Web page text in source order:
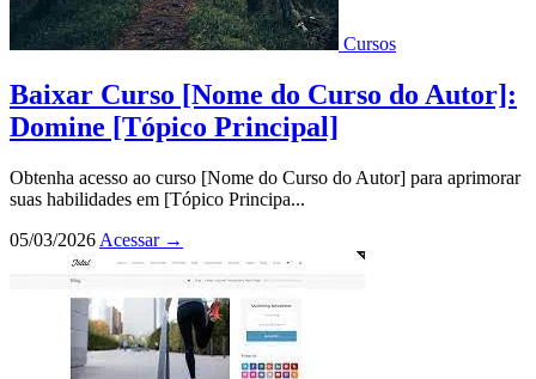
Cursos
Baixar Curso [Nome do Curso do Autor]:
Domine [Tópico Principal]
Obtenha acesso ao curso [Nome do Curso do Autor] para aprimorar
suas habilidades em [Tópico Principa...
05/03/2026 Acessar →